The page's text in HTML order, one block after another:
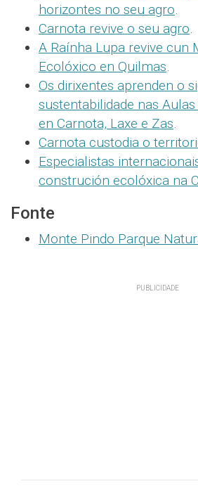
horizontes no seu agro.
Carnota revive o seu agro.
A Raínha Lupa revive cun
Ecolóxico en Quilmas.
Os dirixentes aprenden o
sustentabilidade nas
en Carnota, Laxe e Zas.
Carnota custodia o
Especialistas
construción ecolóxica na
Fonte
Monte Pindo Parque